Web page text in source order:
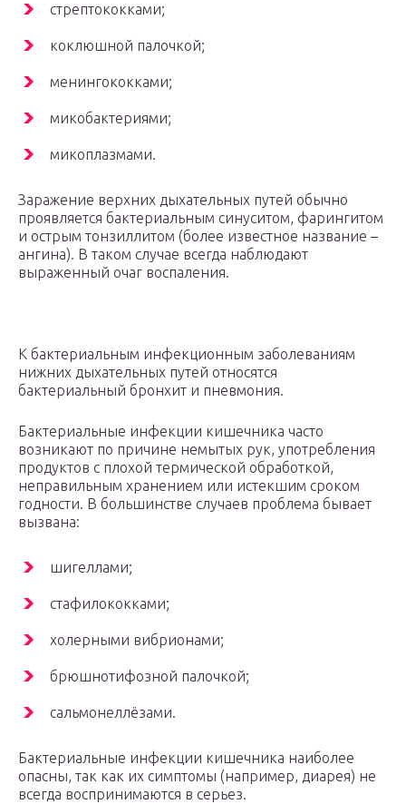
стрептококками;
коклюшной палочкой;
менингококками;
микобактериями;
микоплазмами.
Заражение верхних дыхательных путей обычно
проявляется бактериальным синуситом, фарингитом
и острым тонзиллитом (более известное название –
ангина). В таком случае всегда наблюдают
выраженный очаг воспаления.
К бактериальным инфекционным заболеваниям
нижних дыхательных путей относятся
бактериальный бронхит и пневмония.
Бактериальные инфекции кишечника часто
возникают по причине немытых рук, употребления
продуктов с плохой термической обработкой,
неправильным хранением или истекшим сроком
годности. В большинстве случаев проблема бывает
вызвана:
шигеллами;
стафилококками;
холерными вибрионами;
брюшнотифозной палочкой;
сальмонеллёзами.
Бактериальные инфекции кишечника наиболее
опасны, так как их симптомы (например, диарея) не
всегда воспринимаются в серьез.